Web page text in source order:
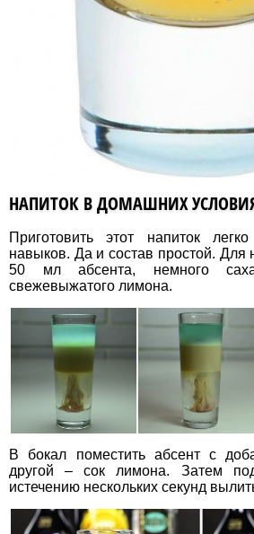
НАПИТОК В ДОМАШНИХ
Приготовить этот напиток
навыков. Да и состав простой. Для
50 мл абсента, немного
свежевыжатого лимона.
В бокал поместить абсент с
другой – сок лимона. Затем
истечению нескольких секунд